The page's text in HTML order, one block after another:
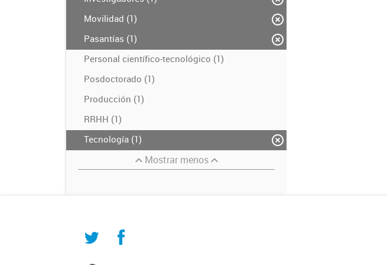
Movilidad (1)
Pasantías (1)
Personal científico-tecnológico (1)
Posdoctorado (1)
Producción (1)
RRHH (1)
Tecnología (1)
Mostrar menos